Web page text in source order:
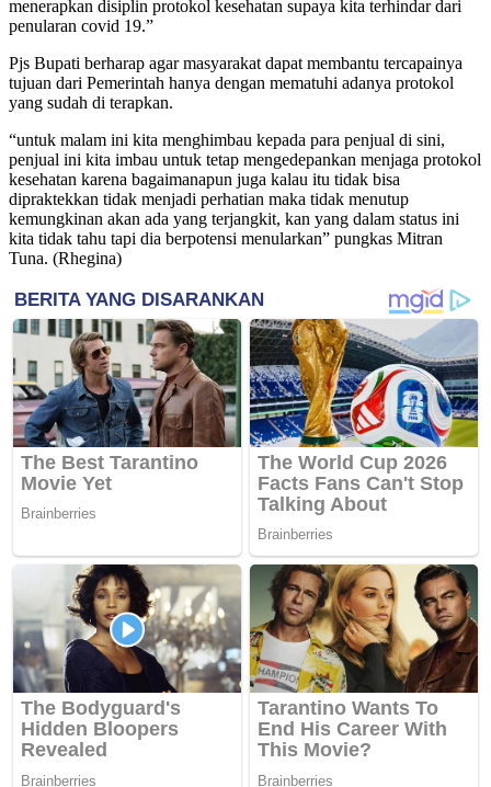
menerapkan disiplin protokol kesehatan supaya kita terhindar dari
penularan covid 19.”
Pjs Bupati berharap agar masyarakat dapat membantu tercapainya
tujuan dari Pemerintah hanya dengan mematuhi adanya protokol
yang sudah di terapkan.
“untuk malam ini kita menghimbau kepada para penjual di sini,
penjual ini kita imbau untuk tetap mengedepankan menjaga protokol
kesehatan karena bagaimanapun juga kalau itu tidak bisa
dipraktekkan tidak menjadi perhatian maka tidak menutup
kemungkinan akan ada yang terjangkit, kan yang dalam status ini
kita tidak tahu tapi dia berpotensi menularkan” pungkas Mitran
Tuna. (Rhegina)